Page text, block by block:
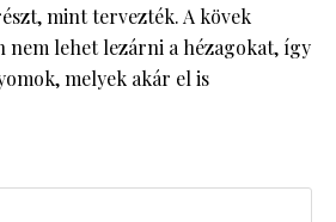
mint tervezték. A kövek
nem lehet lezárni a hézagokat, így
melyek akár el is